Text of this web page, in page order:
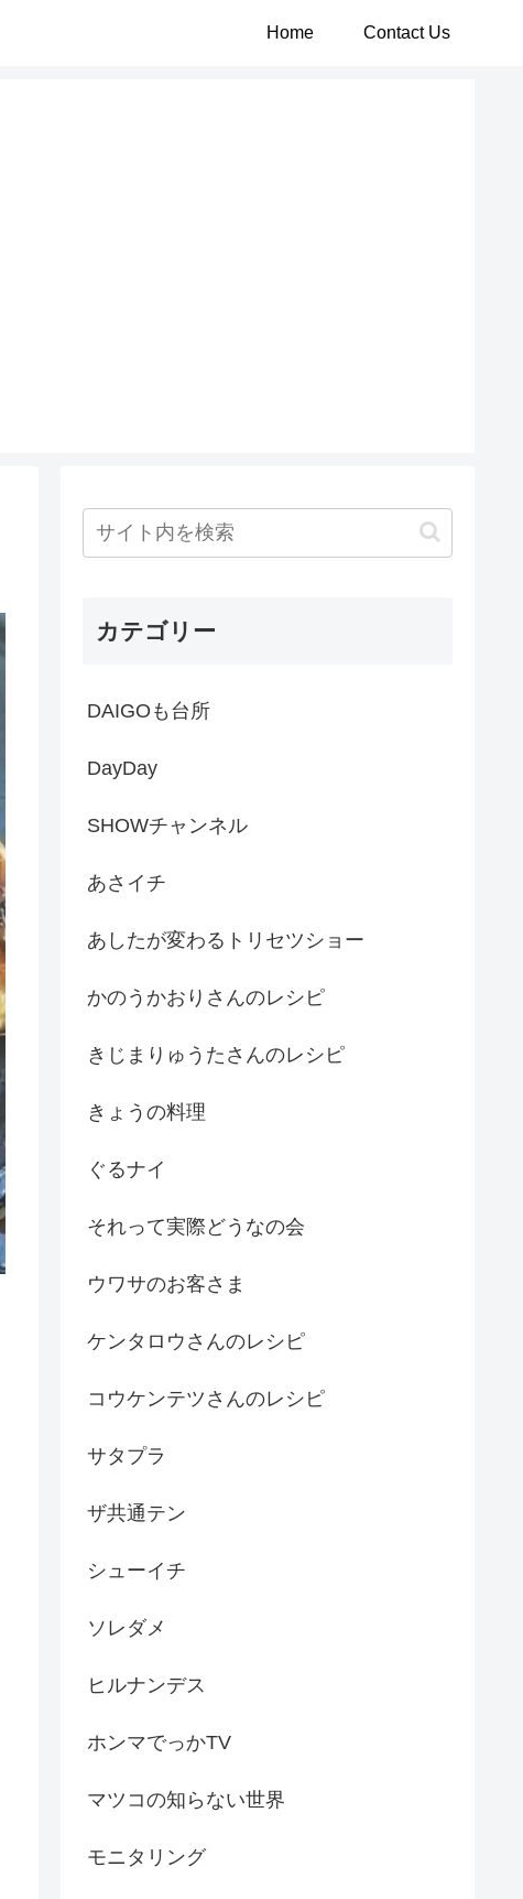
Home Contact Us
カテゴリー
DAIGOも台所
DayDay
SHOWチャンネル
あさイチ
あしたが変わるトリセツショー
かのうかおりさんのレシピ
きじまりゅうたさんのレシピ
きょうの料理
ぐるナイ
それって実際どうなの会
ウワサのお客さま
ケンタロウさんのレシピ
コウケンテツさんのレシピ
サタプラ
ザ共通テン
シューイチ
ソレダメ
ヒルナンデス
ホンマでっかTV
マツコの知らない世界
モニタリング